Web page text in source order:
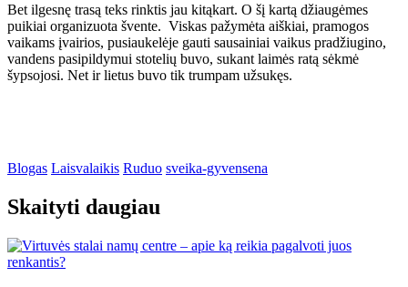
Bet ilgesnę trasą teks rinktis jau kitąkart. O šį kartą džiaugėmes
puikiai organizuota švente. Viskas pažymėta aiškiai, pramogos
vaikams įvairios, pusiaukelėje gauti sausainiai vaikus pradžiugino,
vandens pasipildymui stotelių buvo, sukant laimės ratą sėkmė
šypsojosi. Net ir lietus buvo tik trumpam užsukęs.
Blogas Laisvalaikis Ruduo sveika-gyvensena
Skaityti daugiau